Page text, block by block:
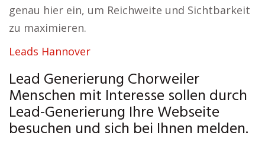
genau hier ein, um Reichweite und Sichtbarkeit
zu maximieren.
Leads Hannover
Lead Generierung Chorweiler
Menschen mit Interesse sollen durch
Lead-Generierung Ihre Webseite
besuchen und sich bei Ihnen melden.